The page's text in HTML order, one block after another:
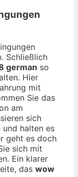
Schließlich
german so
Hier
mit
Sie das
am
sich
und halten es
geht es doch
sich mit
Ein klarer
das wow